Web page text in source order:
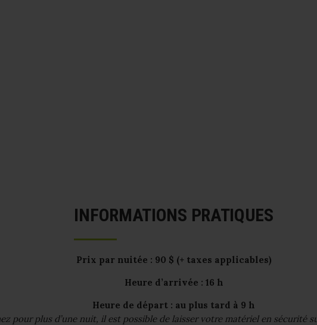
INFORMATIONS PRATIQUES
Prix par nuitée : 90 $ (+ taxes applicables)
Heure d’arrivée : 16 h
Heure de départ : au plus tard à 9 h
pour plus d’une nuit, il est possible de laisser votre matériel en sécurité